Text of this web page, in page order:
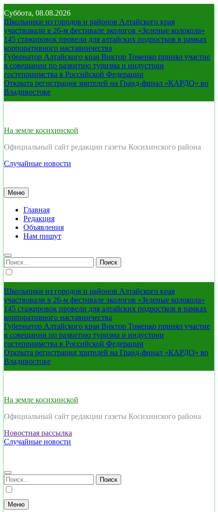
Перейти
к
содержимому
Суббота, 08.08.2026
Школьники из городов и районов Алтайского края
участвовали в 26-м фестивале экологов «Зеленые колокола»
145 стажировок провели для алтайских подростков в рамках
корпоративного наставничества
Губернатор Алтайского края Виктор Томенко принял участие
в совещании по развитию туризма и индустрии
гостеприимства в Российской Федерации
Открыта регистрация зрителей на Гранд-финал «КАРДО» во
Владивостоке
На земле косихинской
Официальный сайт редакции газеты Косихинского района
Случайные новости
Меню
Главная
Редакция
Объявления
Нам пишут
Найти:
Школьники из городов и районов Алтайского края
участвовали в 26-м фестивале экологов «Зеленые колокола»
145 стажировок провели для алтайских подростков в рамках
корпоративного наставничества
Губернатор Алтайского края Виктор Томенко принял участие
в совещании по развитию туризма и индустрии
гостеприимства в Российской Федерации
Открыта регистрация зрителей на Гранд-финал «КАРДО» во
Владивостоке
На земле косихинской
Официальный сайт редакции газеты Косихинского района
Новостная рассылка
Случайные новости
Найти:
Меню